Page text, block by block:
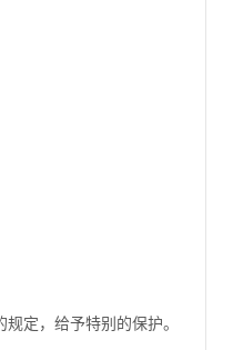
定，给予特别的保护。